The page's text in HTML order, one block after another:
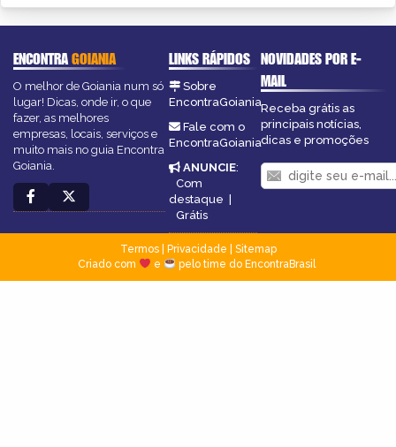
ENCONTRAGOIANIA
O melhor de Goiania num só
lugar! Dicas, onde ir, o que
fazer, as melhores
empresas, locais, serviços e
muito mais no guia Encontra
Goiania.
LINKS RÁPIDOS
Sobre
EncontraGoiania
Fale com o
EncontraGoiania
ANUNCIE:
Com
destaque
Grátis
NOVIDADES POR E-
MAIL
Receba grátis as
principais notícias,
dicas e promoções
Termos| Privacidade
Sitemap
Criado com
e pelo time do EncontraBrasil